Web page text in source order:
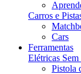
Carros e
Cars
Ferramentas
Elétricas
Pistola